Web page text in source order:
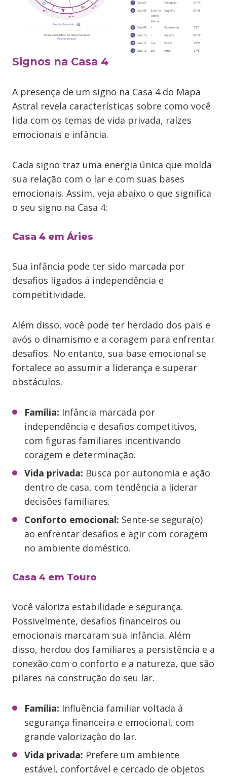
Signos na Casa 4
A presença de um signo na Casa 4 do Mapa
Astral revela características sobre como você
lida com os temas de vida privada, raízes
emocionais e infância.
Cada signo traz uma energia única que molda
sua relação com o lar e com suas bases
emocionais. Assim, veja abaixo o que significa
o seu signo na Casa 4:
Casa 4 em Áries
Sua infância pode ter sido marcada por
desafios ligados à independência e
competitividade.
Além disso, você pode ter herdado dos pais e
avós o dinamismo e a coragem para enfrentar
desafios. No entanto, sua base emocional se
fortalece ao assumir a liderança e superar
obstáculos.
Família: Infância marcada por
independência e desafios competitivos,
com figuras familiares incentivando
coragem e determinação.
Vida privada: Busca por autonomia e ação
dentro de casa, com tendência a liderar
decisões familiares.
Conforto emocional: Sente-se segura(o)
ao enfrentar desafios e agir com coragem
no ambiente doméstico.
Casa 4 em Touro
Você valoriza estabilidade e segurança.
Possivelmente, desafios financeiros ou
emocionais marcaram sua infância. Além
disso, herdou dos familiares a persistência e a
conexão com o conforto e a natureza, que são
pilares na construção do seu lar.
Família: Influência familiar voltada à
segurança financeira e emocional, com
grande valorização do lar.
Vida privada: Prefere um ambiente
estável, confortável e cercado de objetos